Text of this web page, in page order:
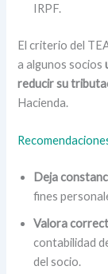
IRPF.
El criterio del
a algunos socios
reducir su
Hacienda.
Deja
fines
Valora
contabilidad
del socio.